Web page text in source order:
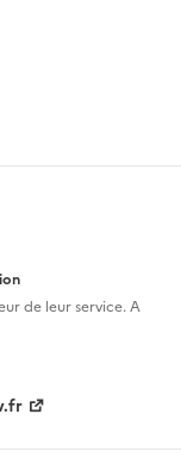
de leur service. A